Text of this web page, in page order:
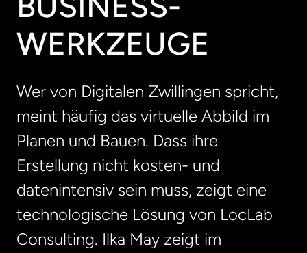
WERKZEUGE
Wer von Digitalen Zwillingen spricht,
meint häufig das virtuelle Abbild im
Planen und Bauen. Dass ihre
Erstellung nicht kosten- und
datenintensiv sein muss, zeigt eine
technologische Lösung von LocLab
Consulting. Ilka May zeigt im